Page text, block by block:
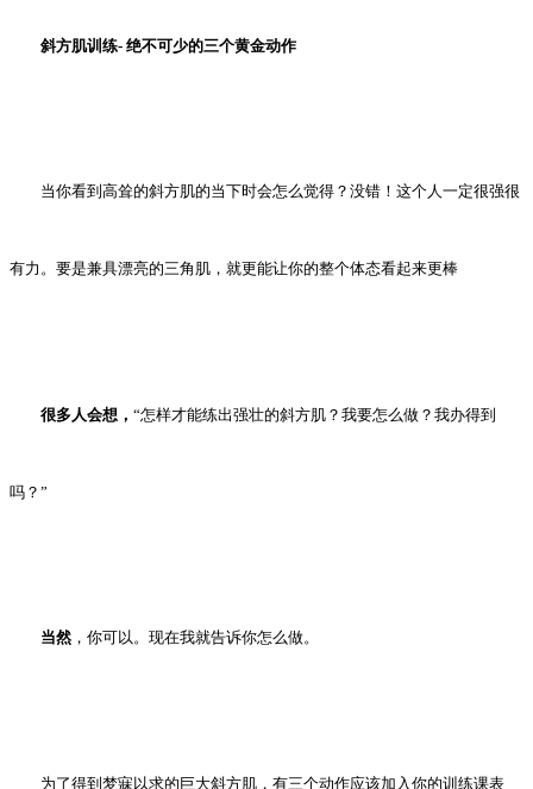
斜方肌训练- 绝不可少的三个黄金动作
当你看到高耸的斜方肌的当下时会怎么觉得？没错！这个人一定很强很
有力。要是兼具漂亮的三角肌，就更能让你的整个体态看起来更棒
很多人会想， “怎样才能练出强壮的斜方肌？我要怎么做？我办得到
吗？”
当然 ，你可以。现在我就告诉你怎么做。
为了得到梦寐以求的巨大斜方肌，有三个动作应该加入你的训练课表